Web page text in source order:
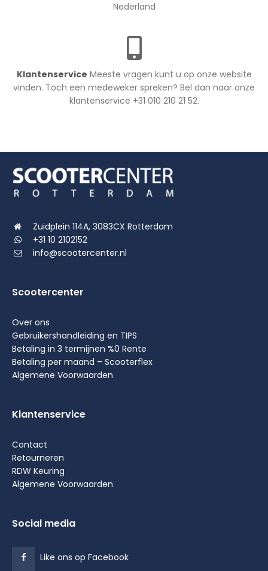
Nederland
Klantenservice Meeste vragen kunt u op onze website
vinden. Toch een medeweker spreken? Bel dan naar onze
klantenservice +31 010 210 21 52.
Zuidplein 114A, 3083CX Rotterdam
+31 10 2102152
info@scootercenter.nl
Scootercenter
Over ons
Gebruikershandleiding en TIPS
Betaling in 3 termijnen %0 Rente
Betaling per maand – Scooterflex
Algemene Voorwaarden
Klantenservice
Contact
Retourneren
RDW Keuring
Algemene Voorwaarden
Social media
Like ons op Facebook